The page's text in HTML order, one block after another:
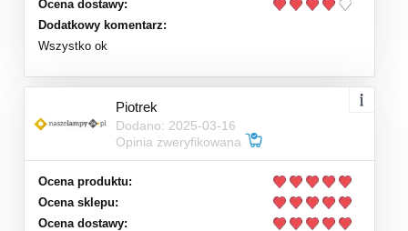
Ocena dostawy:
Dodatkowy komentarz:
Wszystko ok
Piotrek
Dodano: 2025-03-16
Opinia zweryfikowana
Ocena produktu:
Ocena sklepu:
Ocena dostawy: